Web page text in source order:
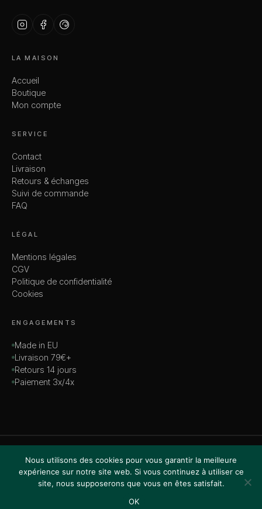
Recherche
LA MAISON
Accueil
Boutique
Mon compte
SERVICE
Contact
Livraison
Retours & échanges
Suivi de commande
FAQ
LÉGAL
Mentions légales
CGV
Politique de confidentialité
Cookies
ENGAGEMENTS
Made in EU
Livraison 79€+
Retours 14 jours
Paiement 3x/4x
VISA · MASTERCARD · AMEX · PAYPAL
Nous utilisons des cookies pour vous garantir la meilleure
expérience sur notre site web. Si vous continuez à utiliser ce
site, nous supposerons que vous en êtes satisfait.
OK